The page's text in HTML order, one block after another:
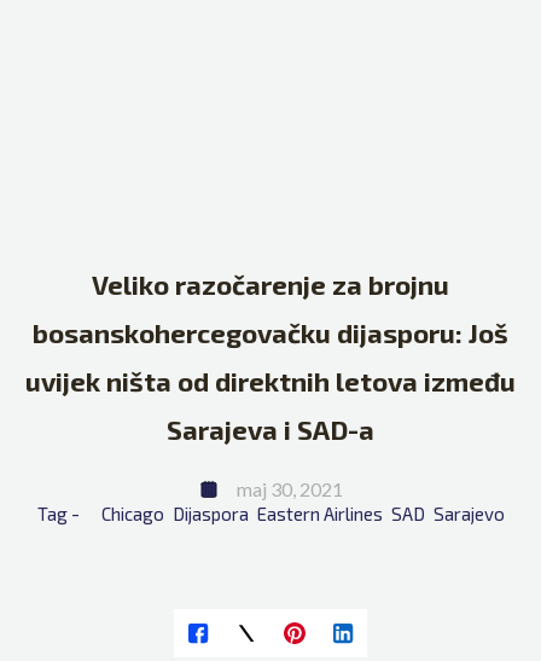
Veliko razočarenje za brojnu
bosanskohercegovačku dijasporu: Još
uvijek ništa od direktnih letova između
Sarajeva i SAD-a
maj 30, 2021
Tag - Chicago Dijaspora Eastern Airlines SAD Sarajevo